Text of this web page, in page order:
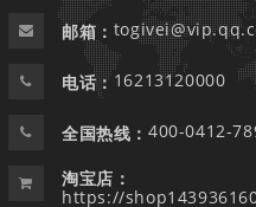
邮箱：
电话：16213120000
全国热线： 400-0412-
淘宝店：
https://